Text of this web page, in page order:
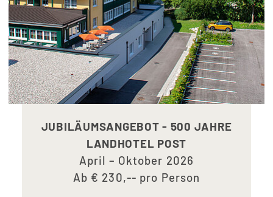
JUBILÄUMSANGEBOT - 500 JAHRE
LANDHOTEL POST
April – Oktober 2026
Ab € 230,-- pro Person